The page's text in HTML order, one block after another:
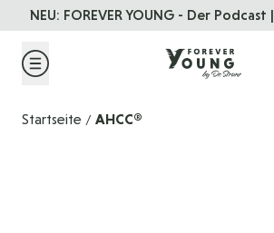
Direkt zum Inhalt
NEU: FOREVER YOUNG - Der Podcast |
Startseite / AHCC®